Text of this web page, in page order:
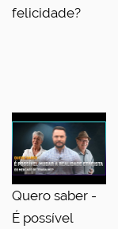
felicidade?
Quero saber -
É possível